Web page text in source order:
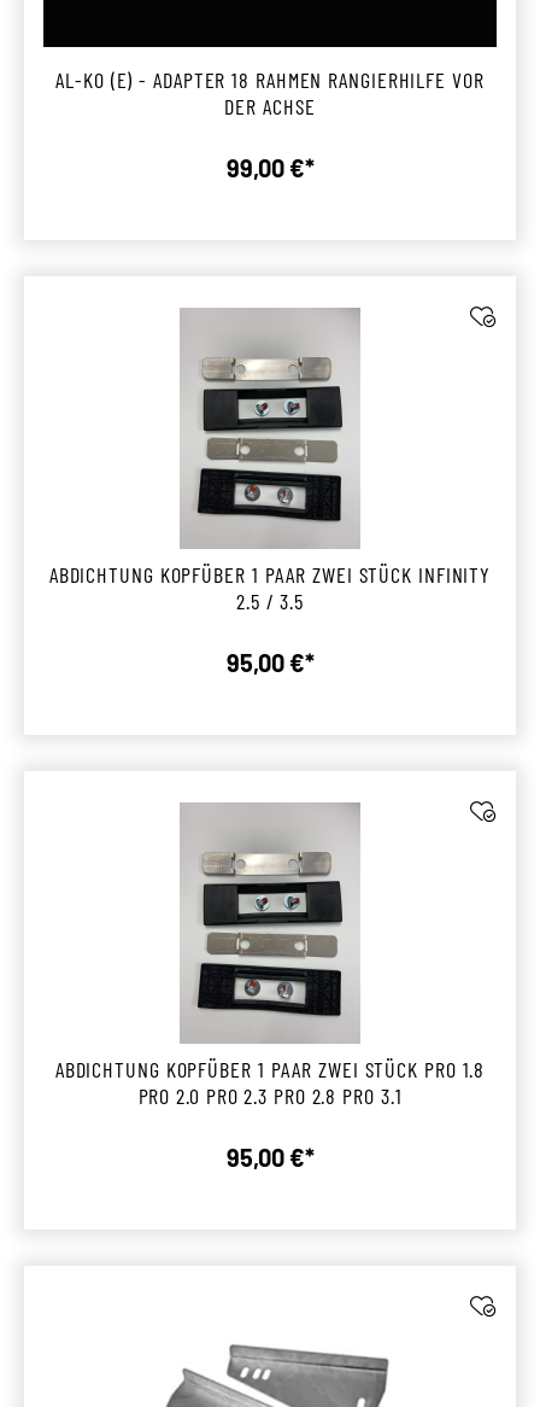
AL-KO (E) - ADAPTER 18 RAHMEN RANGIERHILFE VOR
DER ACHSE
Regulärer Preis:
99,00 €*
ABDICHTUNG KOPFÜBER 1 PAAR ZWEI STÜCK INFINITY
2.5 / 3.5
Regulärer Preis:
95,00 €*
ABDICHTUNG KOPFÜBER 1 PAAR ZWEI STÜCK PRO 1.8
PRO 2.0 PRO 2.3 PRO 2.8 PRO 3.1
Regulärer Preis:
95,00 €*